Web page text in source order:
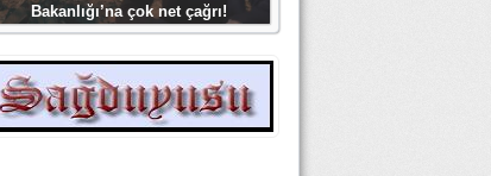
Bakanlığı’na çok net çağrı!